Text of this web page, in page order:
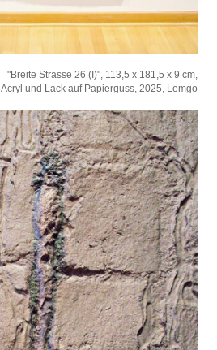
"Breite Strasse 26 (I)", 113,5 x 181,5 x 9 cm,
Acryl und Lack auf Papierguss, 2025, Lemgo